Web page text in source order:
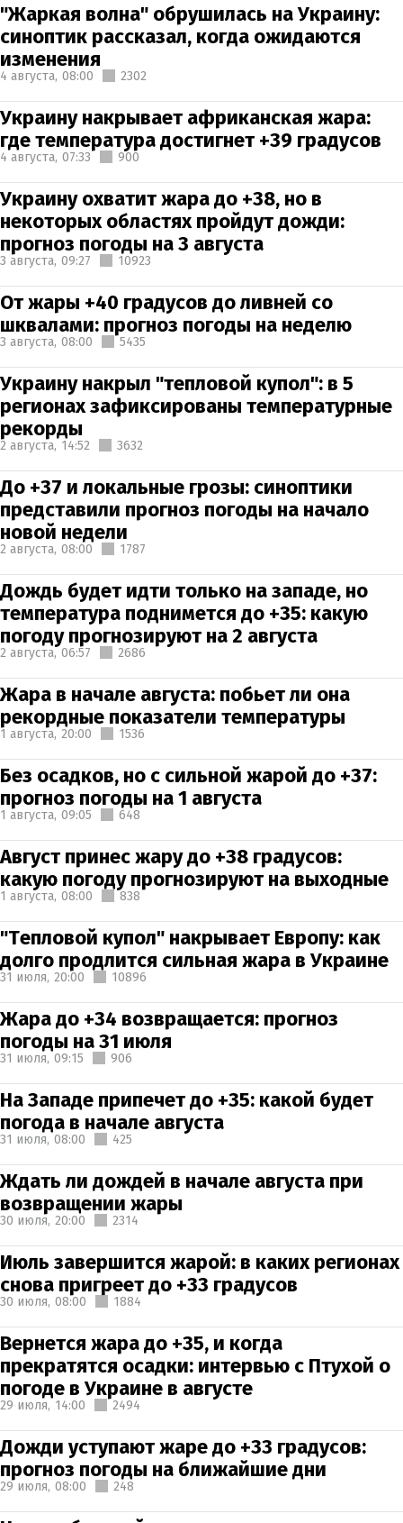
"Жаркая волна" обрушилась на Украину:
синоптик рассказал, когда ожидаются
изменения
4 августа, 08:00 2302
Украину накрывает африканская жара:
где температура достигнет +39 градусов
4 августа, 07:33 900
Украину охватит жара до +38, но в
некоторых областях пройдут дожди:
прогноз погоды на 3 августа
3 августа, 09:27 10923
От жары +40 градусов до ливней со
шквалами: прогноз погоды на неделю
3 августа, 08:00 5435
Украину накрыл "тепловой купол": в 5
регионах зафиксированы температурные
рекорды
2 августа, 14:52 3632
До +37 и локальные грозы: синоптики
представили прогноз погоды на начало
новой недели
2 августа, 08:00 1787
Дождь будет идти только на западе, но
температура поднимется до +35: какую
погоду прогнозируют на 2 августа
2 августа, 06:57 2686
Жара в начале августа: побьет ли она
рекордные показатели температуры
1 августа, 20:00 1536
Без осадков, но с сильной жарой до +37:
прогноз погоды на 1 августа
1 августа, 09:05 648
Август принес жару до +38 градусов:
какую погоду прогнозируют на выходные
1 августа, 08:00 838
"Тепловой купол" накрывает Европу: как
долго продлится сильная жара в Украине
31 июля, 20:00 10896
Жара до +34 возвращается: прогноз
погоды на 31 июля
31 июля, 09:15 906
На Западе припечет до +35: какой будет
погода в начале августа
31 июля, 08:00 425
Ждать ли дождей в начале августа при
возвращении жары
30 июля, 20:00 2314
Июль завершится жарой: в каких регионах
снова пригреет до +33 градусов
30 июля, 08:00 1884
Вернется жара до +35, и когда
прекратятся осадки: интервью с Птухой о
погоде в Украине в августе
29 июля, 14:00 2494
Дожди уступают жаре до +33 градусов:
прогноз погоды на ближайшие дни
29 июля, 08:00 248